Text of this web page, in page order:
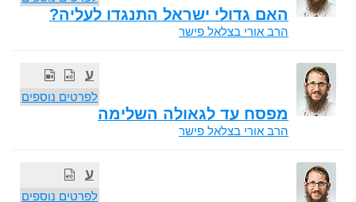
האם גדולי ישראל התנגדו לעליה?
הרב אורי בצלאל פישר
ע
לפרטים נוספים
מפסח עד לגאולה השלימה
הרב אורי בצלאל פישר
ע
לפרטים נוספים